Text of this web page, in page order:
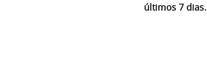
últimos 7 dias.